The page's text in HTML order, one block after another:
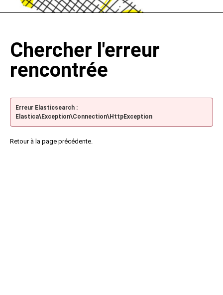
Chercher l'erreur
rencontrée
Erreur Elasticsearch :
Elastica\Exception\Connection\HttpException
Retour à la page précédente.